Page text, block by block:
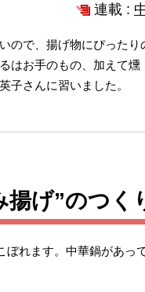
連載 :
ので、揚げ物にぴった
はお手のもの、加えて
子さんに習いました。
揚げ”のつく
ぼれます。中華鍋があ